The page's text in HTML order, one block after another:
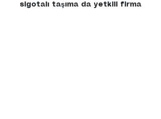
sigotalı taşıma da yetkili firma